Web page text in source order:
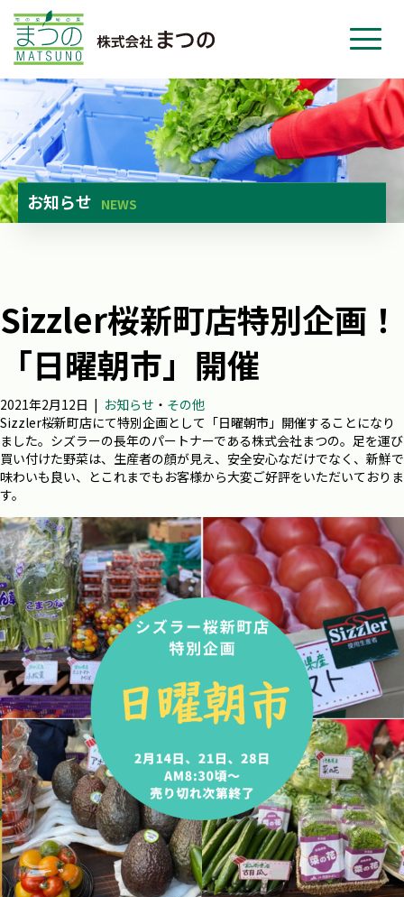
お知らせ NEWS
Sizzler桜新町店特別企画！
「日曜朝市」開催
2021年2月12日 | お知らせ ・ その他
Sizzler桜新町店にて特別企画として「日曜朝市」開催することになり
ました。シズラーの長年のパートナーである株式会社まつの。足を運び
買い付けた野菜は、生産者の顔が見え、安全安心なだけでなく、新鮮で
味わいも良い、とこれまでもお客様から大変ご好評をいただいておりま
す。
ホーム
事業紹介
会社紹介
お問い合わせ